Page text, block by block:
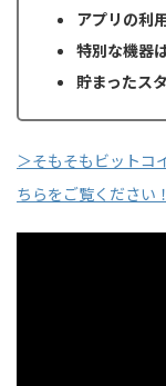
アプリの利
特別な機器
貯まったス
＞そもそもビットコ
ちらをご覧ください！